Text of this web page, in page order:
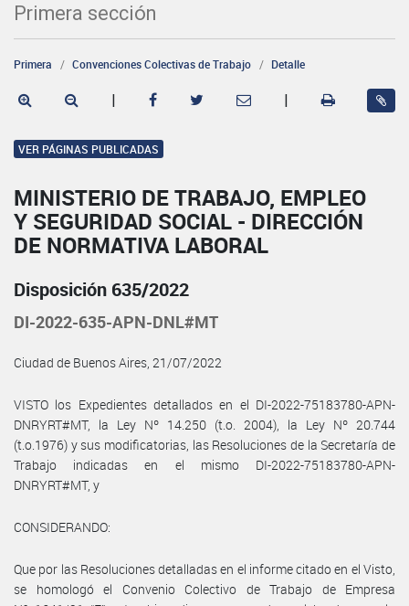
Primera sección
Primera Convenciones Colectivas de Trabajo Detalle
| |
VER PÁGINAS PUBLICADAS
MINISTERIO DE TRABAJO, EMPLEO
Y SEGURIDAD SOCIAL - DIRECCIÓN
DE NORMATIVA LABORAL
Disposición 635/2022
DI-2022-635-APN-DNL#MT
Ciudad de Buenos Aires, 21/07/2022
VISTO los Expedientes detallados en el DI-2022-75183780-APN-
DNRYRT#MT, la Ley Nº 14.250 (t.o. 2004), la Ley Nº 20.744
(t.o.1976) y sus modificatorias, las Resoluciones de la Secretaría de
Trabajo indicadas en el mismo DI-2022-75183780-APN-
DNRYRT#MT, y
CONSIDERANDO:
Que por las Resoluciones detalladas en el informe citado en el Visto,
se homologó el Convenio Colectivo de Trabajo de Empresa